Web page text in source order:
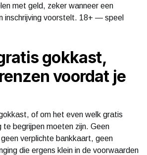
met geld, zeker wanneer een
inschrijving voorstelt. 18+ — speel
gokkast,
voordat je
of om het even welk gratis
te begrijpen moeten zijn. Geen
verplichte bankkaart, geen
die ergens klein in de voorwaarden